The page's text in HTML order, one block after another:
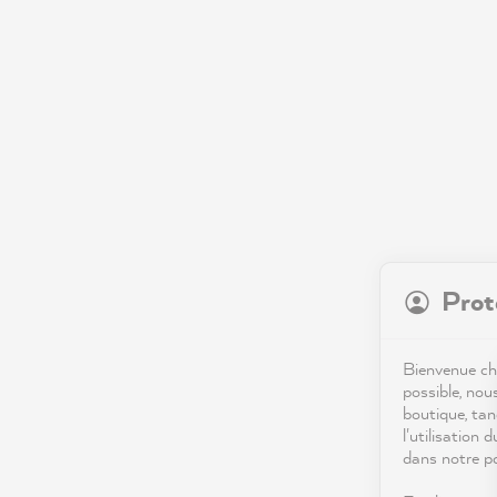
Bienvenue
possible,
boutique,
l'utilisation
dans notre